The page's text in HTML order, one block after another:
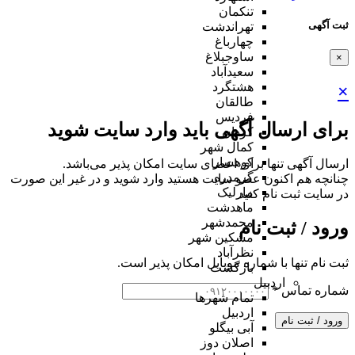
ثبت آگهی
×
×
برای ارسال آگهی باید وارد سایت شوید
ارسال آگهی تنها برای اعضای سایت امکان پذیر می‌باشد.
چنانچه هم‌ اکنون عضو سایت هستید وارد شوید و در غیر این صورت
در سایت ثبت نام کنید
ورود / ثبت نام
ثبت نام تنها با شماره موبایل امکان پذیر است.
شماره تماس*
ورود / ثبت نام
تنکمان
تهراندشت
چهارباغ
ساوجبلاغ
سعیدآباد
هشتگرد
طالقان
فردیس
کردان
کمال شهر
کوهسار
گرمدره
مارلیک
ماهدشت
محمدشهر
مشکین شهر
نظرآباد
بازگشت
اردبیل
تمام شهر‌ها
اردبیل
آبی بیگلو
اصلان دوز